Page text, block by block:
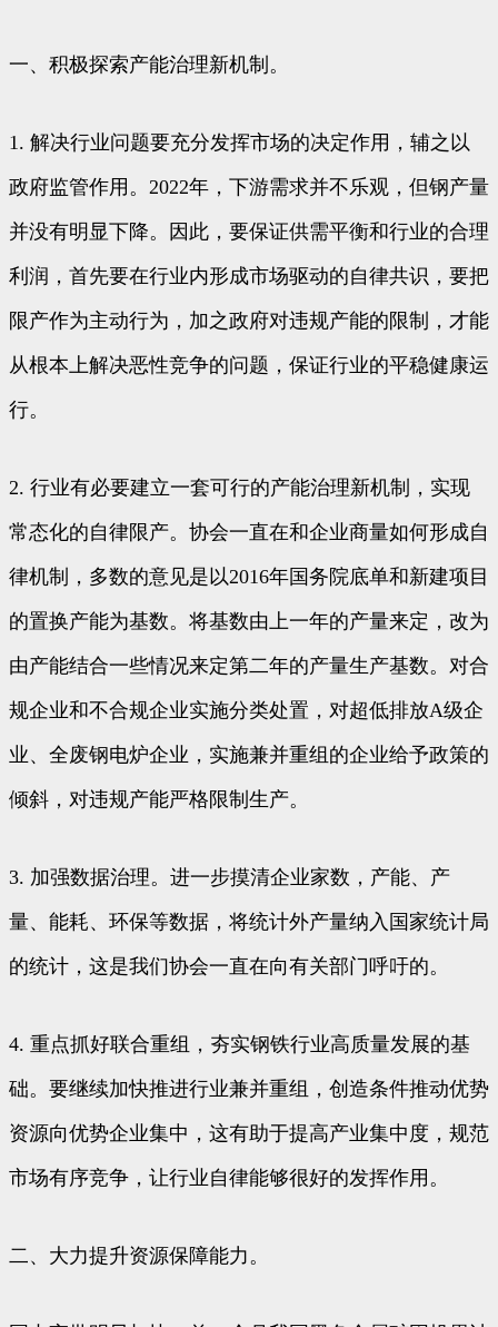
一、积极探索产能治理新机制。
1. 解决行业问题要充分发挥市场的决定作用，辅之以
政府监管作用。2022年，下游需求并不乐观，但钢产量
并没有明显下降。因此，要保证供需平衡和行业的合理
利润，首先要在行业内形成市场驱动的自律共识，要把
限产作为主动行为，加之政府对违规产能的限制，才能
从根本上解决恶性竞争的问题，保证行业的平稳健康运
行。
2. 行业有必要建立一套可行的产能治理新机制，实现
常态化的自律限产。协会一直在和企业商量如何形成自
律机制，多数的意见是以2016年国务院底单和新建项目
的置换产能为基数。将基数由上一年的产量来定，改为
由产能结合一些情况来定第二年的产量生产基数。对合
规企业和不合规企业实施分类处置，对超低排放A级企
业、全废钢电炉企业，实施兼并重组的企业给予政策的
倾斜，对违规产能严格限制生产。
3. 加强数据治理。进一步摸清企业家数，产能、产
量、能耗、环保等数据，将统计外产量纳入国家统计局
的统计，这是我们协会一直在向有关部门呼吁的。
4. 重点抓好联合重组，夯实钢铁行业高质量发展的基
础。要继续加快推进行业兼并重组，创造条件推动优势
资源向优势企业集中，这有助于提高产业集中度，规范
市场有序竞争，让行业自律能够很好的发挥作用。
二、大力提升资源保障能力。